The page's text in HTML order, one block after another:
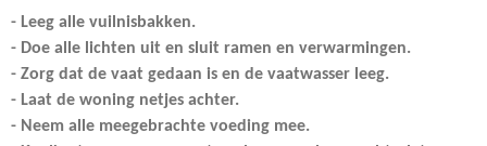
- Leeg alle vuilnisbakken.
- Doe alle lichten uit en sluit ramen en verwarmingen.
- Zorg dat de vaat gedaan is en de vaatwasser leeg.
- Laat de woning netjes achter.
- Neem alle meegebrachte voeding mee.